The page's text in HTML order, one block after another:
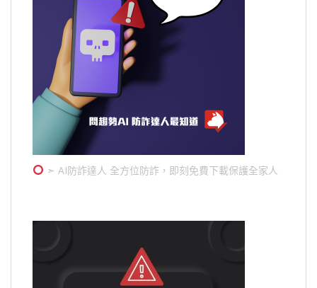
➣ AI防詐達人 全方位防詐，即刻免費下載保護全家人